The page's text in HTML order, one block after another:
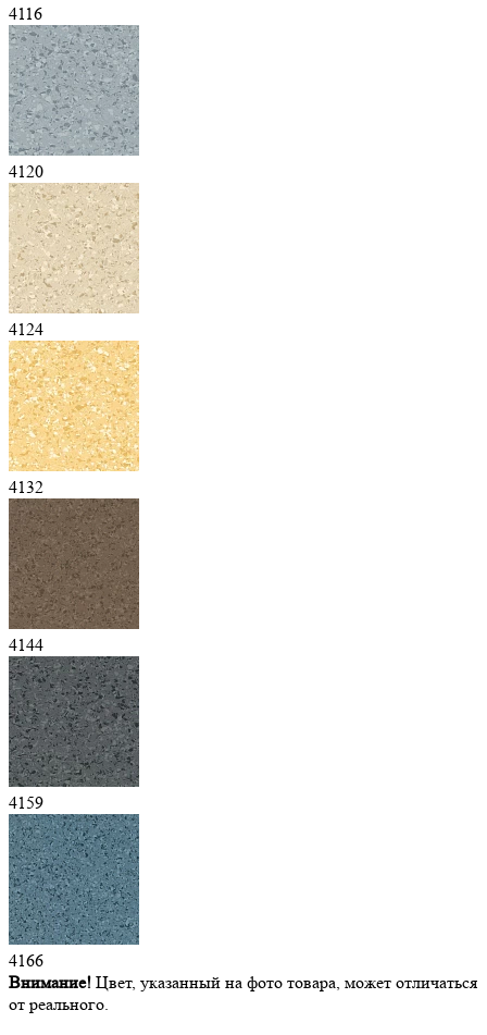
4116
4120
4124
4132
4144
4159
4166
Внимание! Цвет, указанный на фото товара, может отличаться
от реального.